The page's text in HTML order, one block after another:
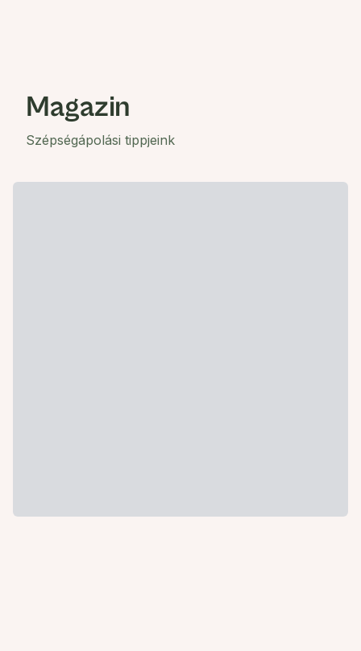
Magazin
Szépségápolási tippjeink